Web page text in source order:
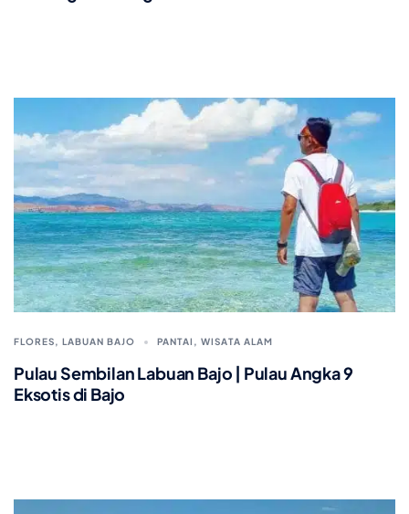
FLORES, LABUAN BAJO PANTAI , WISATA ALAM
Pulau Sembilan Labuan Bajo | Pulau Angka 9
Eksotis di Bajo